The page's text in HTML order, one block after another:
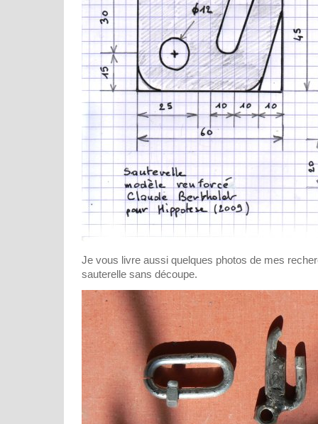
Je vous livre aussi quelques photos de mes
sauterelle sans découpe.